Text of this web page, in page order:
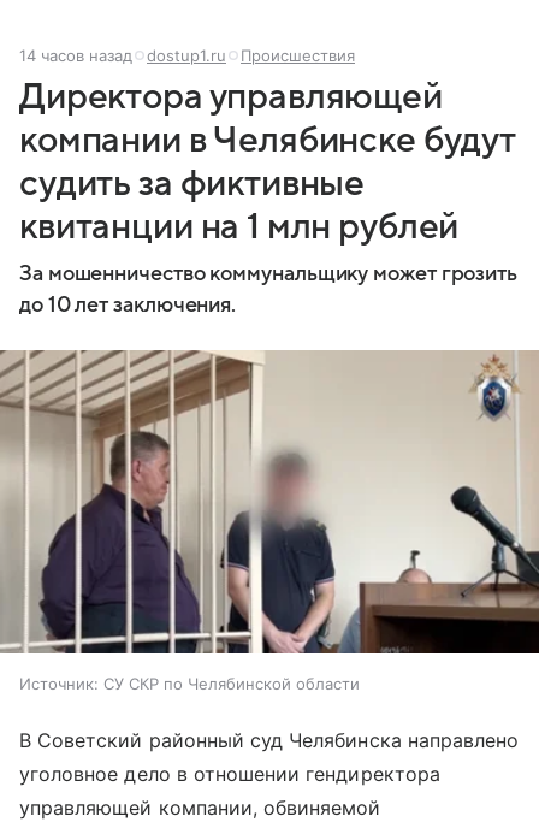
14 часов назад dostup1.ru Происшествия
Директора управляющей
компании в Челябинске будут
судить за фиктивные
квитанции на 1 млн рублей
За мошенничество коммунальщику может грозить
до 10 лет заключения.
Источник: СУ СКР по Челябинской области
В Советский районный суд Челябинска направлено
уголовное дело в отношении гендиректора
управляющей компании, обвиняемой